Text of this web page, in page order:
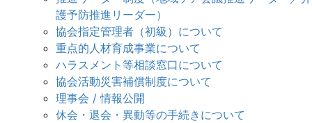
護予防推進リーダー）
協会指定管理者（初級）について
重点的人材育成事業について
ハラスメント等相談窓口について
協会活動災害補償制度について
理事会 / 情報公開
休会・退会・異動等の手続きについて